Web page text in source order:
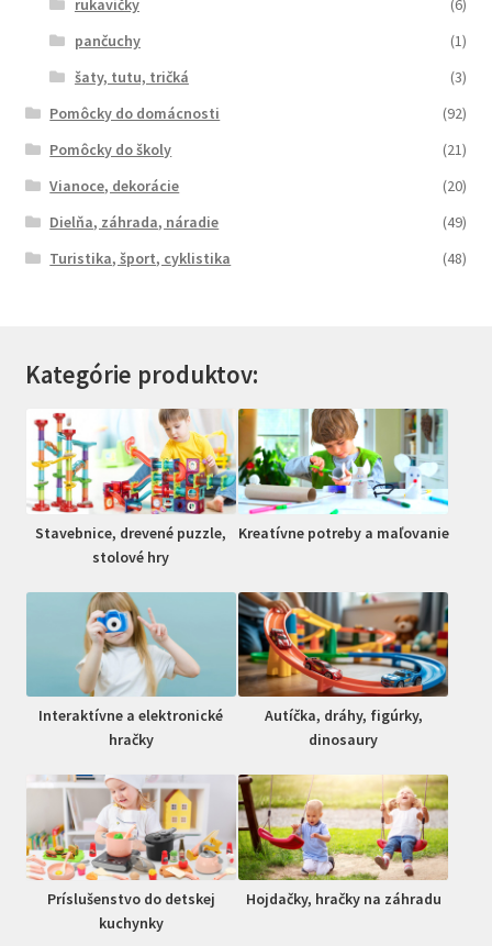
rukavičky
(6)
pančuchy
(1)
šaty, tutu, tričká
(3)
Pomôcky do domácnosti
(92)
Pomôcky do školy
(21)
Vianoce, dekorácie
(20)
Dielňa, záhrada, náradie
(49)
Turistika, šport, cyklistika
(48)
Kategórie produktov:
Stavebnice, drevené puzzle,
stolové hry
Kreatívne potreby a maľovanie
Interaktívne a elektronické
hračky
Autíčka, dráhy, figúrky,
dinosaury
Príslušenstvo do detskej
kuchynky
Hojdačky, hračky na záhradu